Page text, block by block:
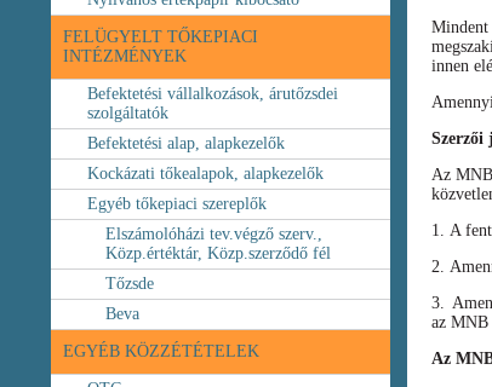
FELÜGYELT TŐKEPIACI
INTÉZMÉNYEK
Befektetési vállalkozások, árutőzsdei
szolgáltatók
Befektetési alap, alapkezelők
Kockázati tőkealapok, alapkezelők
Egyéb tőkepiaci szereplők
Elszámolóházi tev.végző szerv.,
Közp.értéktár, Közp.szerződő fél
Tőzsde
Beva
EGYÉB KÖZZÉTÉTELEK
innen
Szerzői
Az
1. A
2.
3.
az MNB
Az